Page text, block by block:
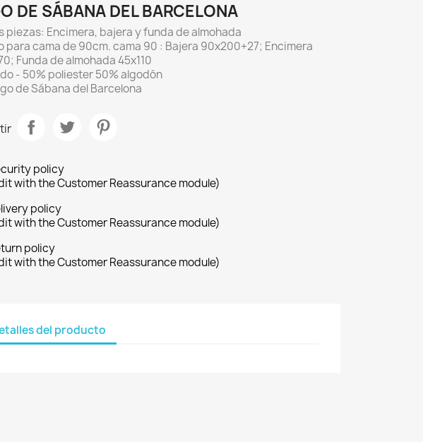
DE SÁBANA DEL BARCELONA
piezas: Encimera, bajera y funda de almohada
para cama de 90cm. cama 90 : Bajera 90x200+27; Encimera
Funda de almohada 45x110
- 50% poliester 50% algodón
de Sábana del Barcelona
policy
with the Customer Reassurance module)
policy
with the Customer Reassurance module)
policy
with the Customer Reassurance module)
del producto